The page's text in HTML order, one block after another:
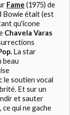
Fame (1975) de
Bowie était (est
qu'icone
Chavela Varas
La star
beau
le soutien vocal
Et sur un
et sauter
qui ne gache